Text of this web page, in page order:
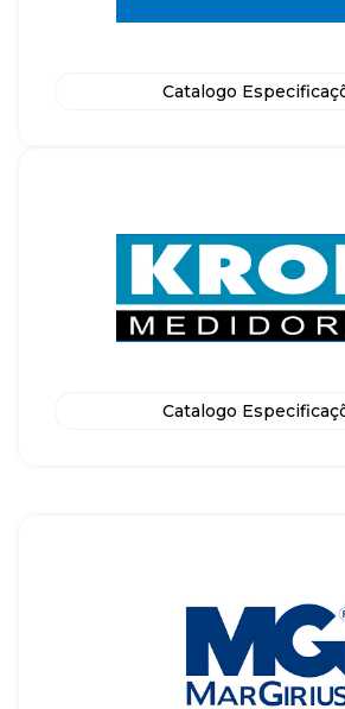
Catalogo
Catalogo